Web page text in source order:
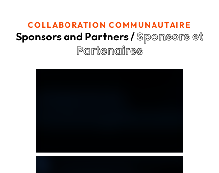
COLLABORATION COMMUNAUTAIRE
Sponsors and Partners /Sponsors et
Partenaires